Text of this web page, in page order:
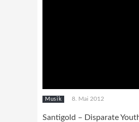
Musik 8. Mai 2012
Santigold – Disparate